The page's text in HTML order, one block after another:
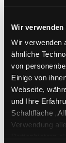
Wir verwenden
Wir verwenden
ähnliche
von
Einige von
Webseite,
und Ihre
Schaltfläche
Verwendung